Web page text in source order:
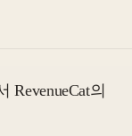
의